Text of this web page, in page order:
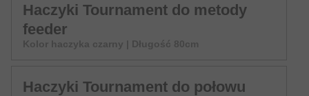
Haczyki Tournament do metody
feeder
Kolor haczyka czarny | Długość 80cm
Haczyki Tournament do połowu